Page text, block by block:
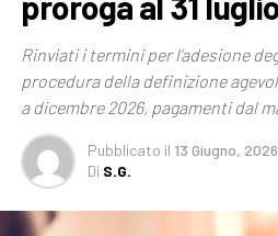
Rinviati i termini per l’adesione
procedura della definizione
a dicembre 2026, pagamenti dal
Pubblicato il 13 Giugno, 2026
Di S.G.